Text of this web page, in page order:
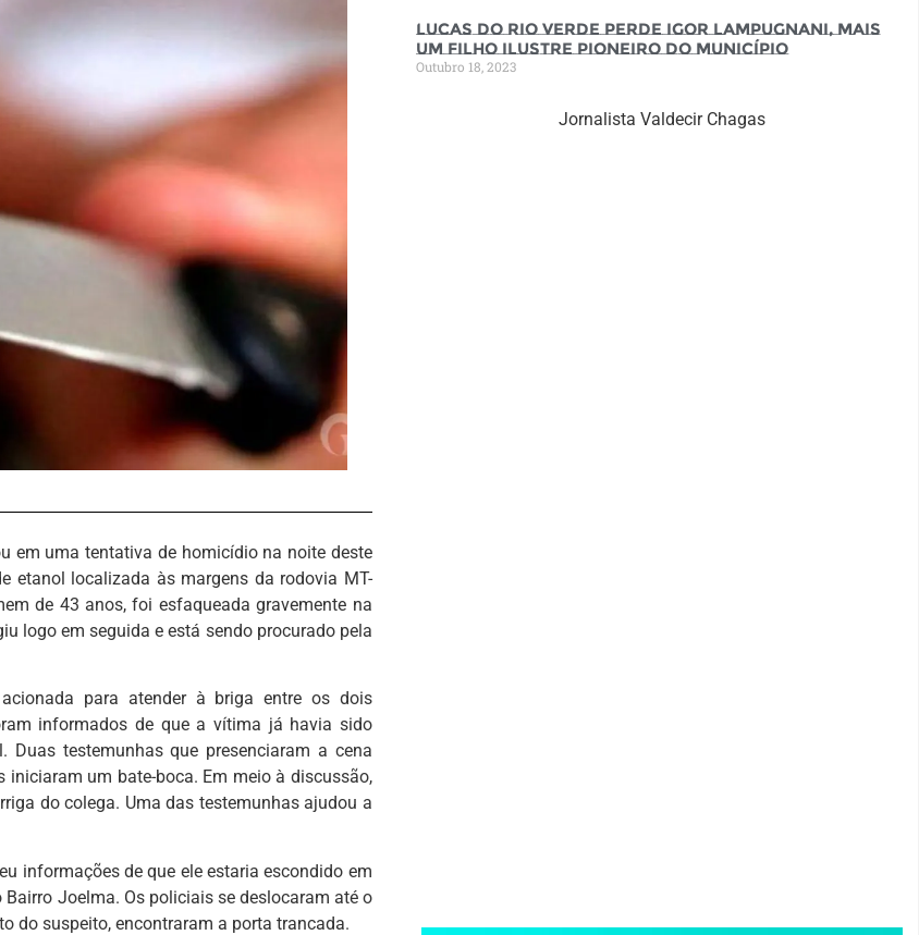
em uma tentativa de homicídio na noite deste
etanol localizada às margens da rodovia MT-
de 43 anos, foi esfaqueada gravemente na
logo em seguida e está sendo procurado pela
para atender à briga entre os dois
informados de que a vítima já havia sido
testemunhas que presenciaram a cena
um bate-boca. Em meio à discussão,
do colega. Uma das testemunhas ajudou a
informações de que ele estaria escondido em
Joelma. Os policiais se deslocaram até o
do suspeito, encontraram a porta trancada.
Lucas do Rio Verde perde Igor Lampugnani, mais
um filho ilustre pioneiro do município
Outubro 18, 2023
Jornalista Valdecir Chagas